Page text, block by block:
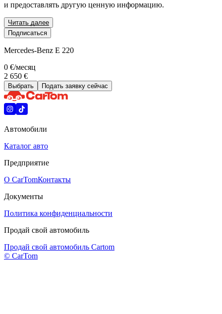
и предоставлять другую ценную информацию.
Читать далее
Подписаться
Mercedes-Benz E 220
0 €/месяц
2 650 €
Выбрать Подать заявку сейчас
Автомобили
Каталог авто
Предприятие
О CarTomКонтакты
Документы
Политика конфиденциальности
Продай свой автомобиль
Продай свой автомобиль Cartom
© CarTom